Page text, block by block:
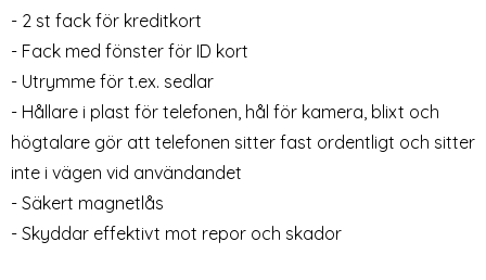
TPU Skal
Huawei P30 Pro -
Plånboksfodral - Vit (Vit)
Art. nr 6104
rea pris
69 krtidigare pris
249 kr Välj ...
Huawei P30 Pro -
Plånboksfodral - Brun (Brun)
Art. nr 6103
- 2 st fack för kreditkort
- Fack med fönster för ID kort
- Utrymme för t.ex. sedlar
- Hållare i plast för telefonen, hål för kamera, blixt och
högtalare gör att telefonen sitter fast ordentligt och sitter
inte i vägen vid användandet
- Säkert magnetlås
- Skyddar effektivt mot repor och skador